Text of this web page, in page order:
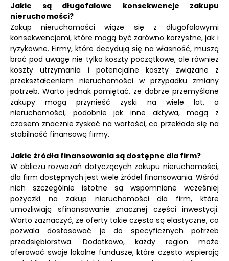
Jakie są długofalowe konsekwencje zakupu
nieruchomości?
Zakup nieruchomości wiąże się z długofalowymi
konsekwencjami, które mogą być zarówno korzystne, jak i
ryzykowne. Firmy, które decydują się na własność, muszą
brać pod uwagę nie tylko koszty początkowe, ale również
koszty utrzymania i potencjalne koszty związane z
przekształceniem nieruchomości w przypadku zmiany
potrzeb. Warto jednak pamiętać, że dobrze przemyślane
zakupy mogą przynieść zyski na wiele lat, a
nieruchomości, podobnie jak inne aktywa, mogą z
czasem znacznie zyskać na wartości, co przekłada się na
stabilność finansową firmy.
Jakie źródła finansowania są dostępne dla firm?
W obliczu rozważań dotyczących zakupu nieruchomości,
dla firm dostępnych jest wiele źródeł finansowania. Wśród
nich szczególnie istotne są wspomniane wcześniej
pożyczki na zakup nieruchomości dla firm, które
umożliwiają sfinansowanie znacznej części inwestycji.
Warto zaznaczyć, że oferty takie często są elastyczne, co
pozwala dostosować je do specyficznych potrzeb
przedsiębiorstwa. Dodatkowo, każdy region może
oferować swoje lokalne fundusze, które często wspierają